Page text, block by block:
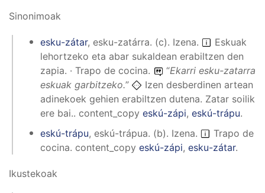
Sinonimoak
esku-zátar, esku-zatárra. (c). Izena.
Eskuak
lehortzeko eta abar sukaldean erabiltzen den
zapia. · Trapo de cocina.
“Ekarri esku-zatarra
eskuak garbitzeko.”
Izen desberdinen artean
adinekoek gehien erabiltzen dutena. Zatar soilik
ere bai.. content_copy eskú-zápi, eskú-trápu.
eskú-trápu, eskú-trápua. (b). Izena.
Trapo de
cocina. content_copy eskú-zápi, esku-zátar.
Ikustekoak